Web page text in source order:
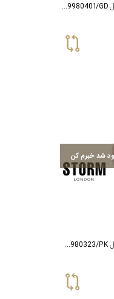
زیور آلات و جواهر استورم مدل ST9980401/GD
شد خبرم کن
زیور آلات و جواهر استورم مدل ST9980323/PK